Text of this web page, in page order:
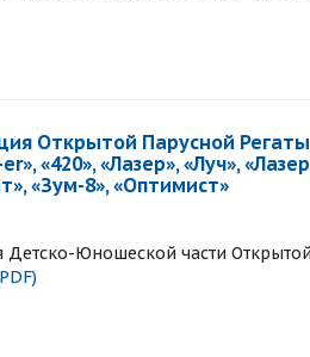
Открытой Парусной
«420», «Лазер», «Луч»,
«Зум-8», «Оптимист»
Детско-Юношеской части